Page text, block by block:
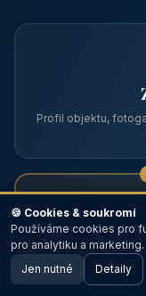
Profil objektu,
TOP pozice na
🖥️ Desktop verze
🍪 Cookies & soukromí
Používáme cookies pro
pro analytiku a marketing.
Jen nutné Detaily